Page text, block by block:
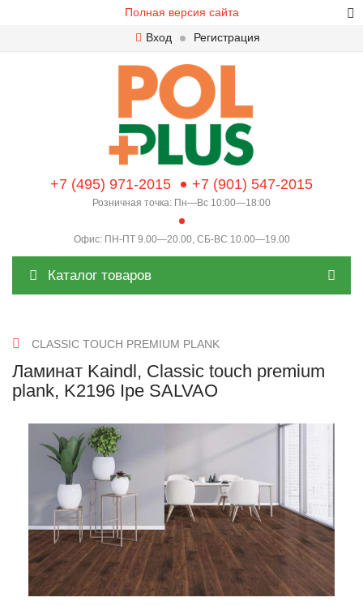
Полная версия сайта
Вход
Регистрация
+7 (495) 971-2015 +7 (901) 547-2015
Розничная точка: Пн—Вс 10:00—18:00
Офис: ПН-ПТ 9.00—20.00, СБ-ВС 10.00—19.00
Каталог товаров
CLASSIC TOUCH PREMIUM PLANK
Ламинат Kaindl, Classic touch premium
plank, K2196 Ipe SALVAO